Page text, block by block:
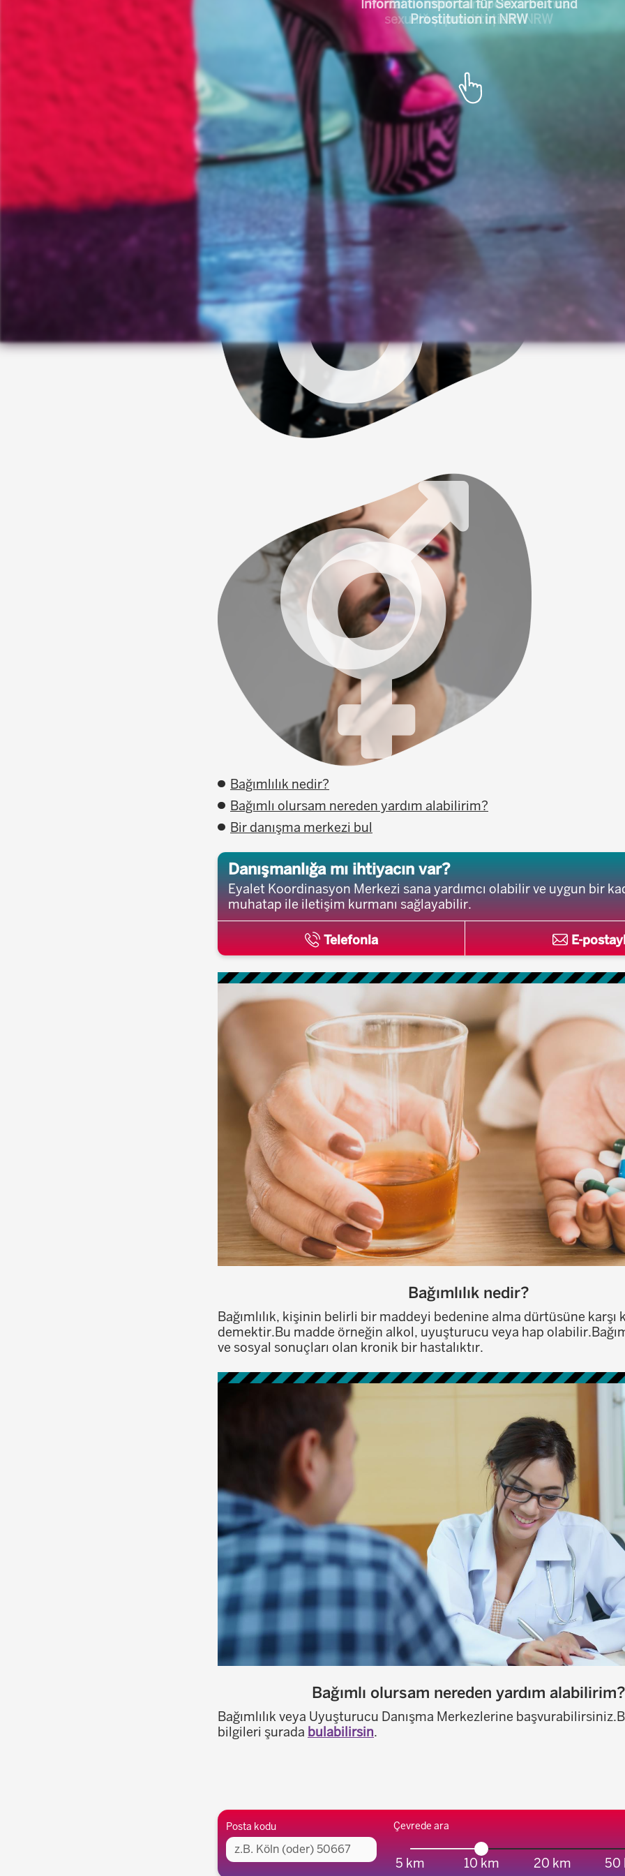
Informationsportal für Sexarbeit
Portal de informare pentru munca
sexuală și prostituție în NRW
Bağımlılık nedir?
Bağımlı olursam nereden yardım alabilirim?
Bir danışma merkezi bul
Danışmanlığa mı ihtiyacın var?
Eyalet Koordinasyon Merkezi sana yardımcı olabilir ve uygun bir
muhatap ile iletişim kurmanı sağlayabilir.
Telefonla E-
Bağımlılık nedir?
Bağımlılık, kişinin belirli bir maddeyi bedenine alma dürtüsüne karşı
demektir.Bu madde örneğin alkol, uyuşturucu veya hap
ve sosyal sonuçları olan kronik bir hastalıktır.
Bağımlı olursam nereden yardım alabilirim?
Bağımlılık veya Uyuşturucu Danışma Merkezlerine
bilgileri şurada bulabilirsin.
Buraya uzaklığı
Posta kodu Çevrede ara
5 km 10 km 20 km 50